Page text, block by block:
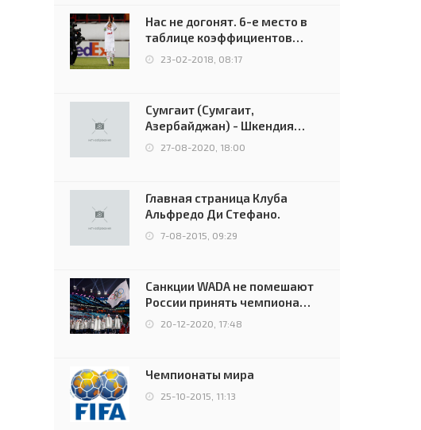
Нас не догонят. 6-е место в
таблице коэффициентов
УЕФА остаётся за Россией
23-02-2018, 08:17
Сумгаит (Сумгаит,
Азербайджан) - Шкендия
(Тетово, Северная
Македония) - 0:2 (0:0)
27-08-2020, 18:00
Главная страница Клуба
Альфредо Ди Стефано.
7-08-2015, 09:29
Санкции WADA не помешают
России принять чемпионат
Европы и финал Лиги
чемпионов.
20-12-2020, 17:48
Чемпионаты мира
25-10-2015, 11:13